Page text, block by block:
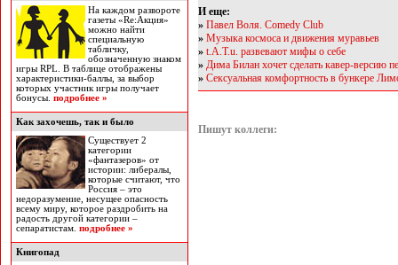
На каждом развороте
газеты «Re:Акция»
можно найти
специальную
табличку,
обозначенную знаком
игры RPL. В таблице отображены
характеристики-баллы, за выбор
которых участник игры получает
бонусы. подробнее »
Как захочешь, так и было
Существует 2
категории
«фантазеров» от
истории: либералы,
которые считают, что
Россия – это
недоразумение, несущее опасность
всему миру, которое раздробить на
радость другой категории –
сепаратистам. подробнее »
Книгопад
И еще:
» Павел Воля. Comedy Club
» Музыка космоса и движения муравьев
» t.A.T.u. развевают мифы о себе
» Дима Билан хочет сделать кавер-версию
» Сексуальная комфортность в бункере
Пишут коллеги: